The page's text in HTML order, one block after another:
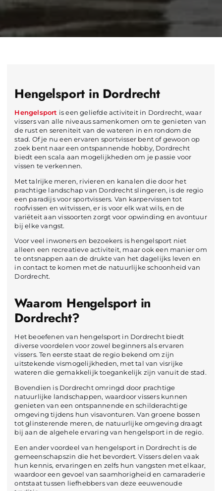
Hengelsport in Dordrecht
Hengelsport is een geliefde activiteit in Dordrecht, waar
vissers van alle niveaus samenkomen om te genieten van
de rust en sereniteit van de wateren in en rondom de
stad. Of je nu een ervaren sportvisser bent of gewoon op
zoek bent naar een ontspannende hobby, Dordrecht
biedt een scala aan mogelijkheden om je passie voor
vissen te verkennen.
Met talrijke meren, rivieren en kanalen die door het
prachtige landschap van Dordrecht slingeren, is de regio
een paradijs voor sportvissers. Van karpervissen tot
roofvissen en witvissen, er is voor elk wat wils, en de
variëteit aan vissoorten zorgt voor opwinding en avontuur
bij elke vangst.
Voor veel inwoners en bezoekers is hengelsport niet
alleen een recreatieve activiteit, maar ook een manier om
te ontsnappen aan de drukte van het dagelijks leven en
in contact te komen met de natuurlijke schoonheid van
Dordrecht.
Waarom Hengelsport in
Dordrecht?
Het beoefenen van hengelsport in Dordrecht biedt
diverse voordelen voor zowel beginners als ervaren
vissers. Ten eerste staat de regio bekend om zijn
uitstekende vismogelijkheden, met tal van visrijke
wateren die gemakkelijk toegankelijk zijn vanuit de stad.
Bovendien is Dordrecht omringd door prachtige
natuurlijke landschappen, waardoor vissers kunnen
genieten van een ontspannende en schilderachtige
omgeving tijdens hun visavonturen. Van groene bossen
tot glinsterende meren, de natuurlijke omgeving draagt
bij aan de algehele ervaring van hengelsport in de regio.
Een ander voordeel van hengelsport in Dordrecht is de
gemeenschapszin die het bevordert. Vissers delen vaak
hun kennis, ervaringen en zelfs hun vangsten met elkaar,
waardoor een gevoel van saamhorigheid en camaraderie
ontstaat tussen liefhebbers van deze eeuwenoude